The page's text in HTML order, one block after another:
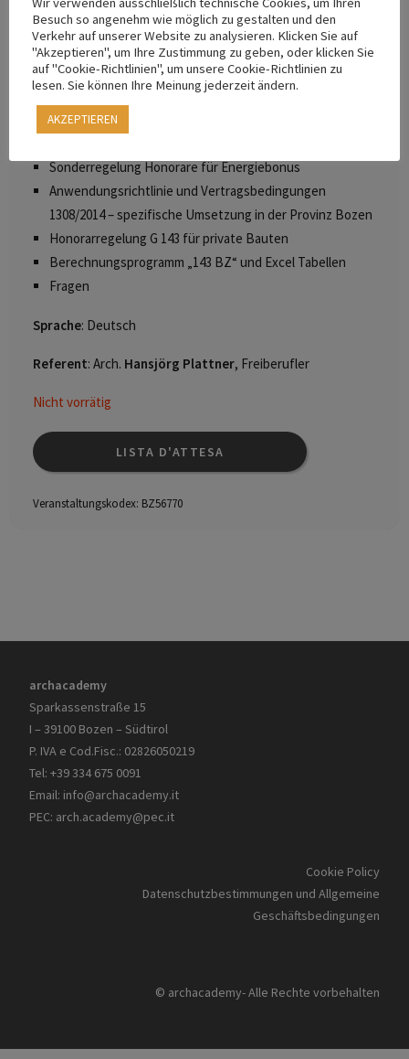
damit die Bezahlung der Leistungen/Honorare
gewährleistet ist. Dies für öffentliche sowie für private
Bauten.
Programm:
Sonderregelung Honorare für Energiebonus
Anwendungsrichtlinie und Vertragsbedingungen
1308/2014 – spezifische Umsetzung in der Provinz Bozen
Honorarregelung G 143 für private Bauten
Berechnungsprogramm „143 BZ“ und Excel Tabellen
Fragen
Sprache: Deutsch
Referent: Arch. Hansjörg Plattner, Freiberufler
Nicht vorrätig
LISTA D'ATTESA
Veranstaltungskodex: BZ56770
archacademy
Sparkassenstraße 15
I – 39100 Bozen – Südtirol
P. IVA e Cod.Fisc.: 02826050219
Tel: +39 334 675 0091
Email: info@archacademy.it
PEC: arch.academy@pec.it
Cookie Policy
Datenschutzbestimmungen und Allgemeine
Geschäftsbedingungen
© archacademy- Alle Rechte vorbehalten
Besuch so angenehm wie möglich zu gestalten und den
Verkehr auf unserer Website zu analysieren. Klicken Sie auf
"Akzeptieren", um Ihre Zustimmung zu geben, oder klicken Sie
auf "Cookie-Richtlinien", um unsere Cookie-Richtlinien zu
lesen. Sie können Ihre Meinung jederzeit ändern.
AKZEPTIEREN